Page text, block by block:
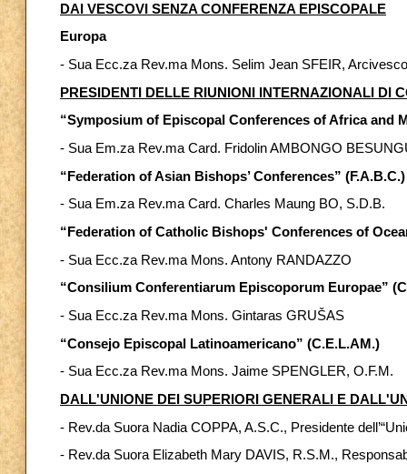
DAI VESCOVI SENZA CONFERENZA EPISCOPALE
Europa
- Sua Ecc.za Rev.ma Mons. Selim Jean SFEIR,
PRESIDENTI DELLE RIUNIONI INTERNAZIONALI DI
“Symposium of Episcopal Conferences of Africa and
- Sua Em.za Rev.ma Card. Fridolin AMBONGO
“Federation of Asian Bishops’ Conferences” (F.A.B.C.)
- Sua Em.za Rev.ma Card. Charles Maung BO, S.D.B.
“Federation of Catholic Bishops' Conferences of
- Sua Ecc.za Rev.ma Mons. Antony RANDAZZO
“Consilium Conferentiarum Episcoporum Europae”
- Sua Ecc.za Rev.ma Mons. Gintaras GRUŠAS
“Consejo Episcopal Latinoamericano” (C.E.L.AM.)
- Sua Ecc.za Rev.ma Mons. Jaime SPENGLER, O.F.M.
DALL'UNIONE DEI SUPERIORI GENERALI E
- Rev.da Suora Nadia COPPA, A.S.C., Presidente
- Rev.da Suora Elizabeth Mary DAVIS, R.S.M.,